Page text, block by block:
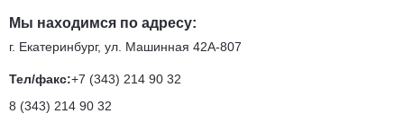
Мы находимся по адресу:
г. Екатеринбург, ул. Машинная 42А-807
Тел/факс:+7 (343) 214 90 32
8 (343) 214 90 32